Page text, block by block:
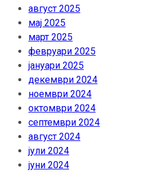
август 2025
мај 2025
март 2025
февруари 2025
јануари 2025
декември 2024
ноември 2024
октомври 2024
септември 2024
август 2024
јули 2024
јуни 2024